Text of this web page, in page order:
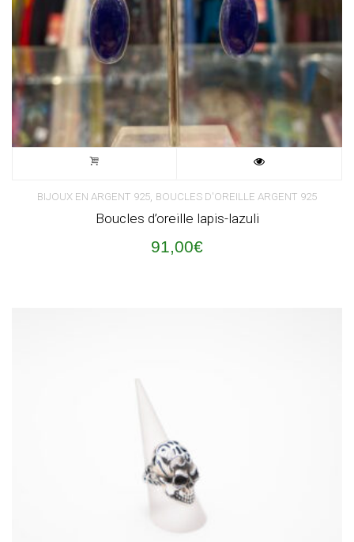
BIJOUX EN ARGENT 925, BOUCLES D'OREILLE ARGENT 925
Boucles d’oreille lapis-lazuli
91,00€